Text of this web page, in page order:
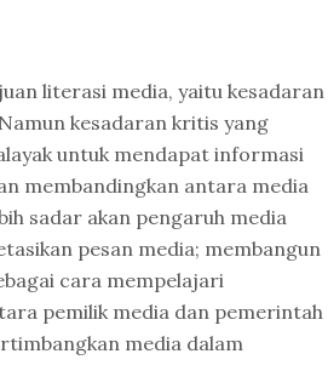
literasi media, yaitu kesadaran
kesadaran kritis yang
untuk mendapat informasi
membandingkan antara media
sadar akan pengaruh media
pesan media; membangun
cara mempelajari
pemilik media dan pemerintah
media dalam